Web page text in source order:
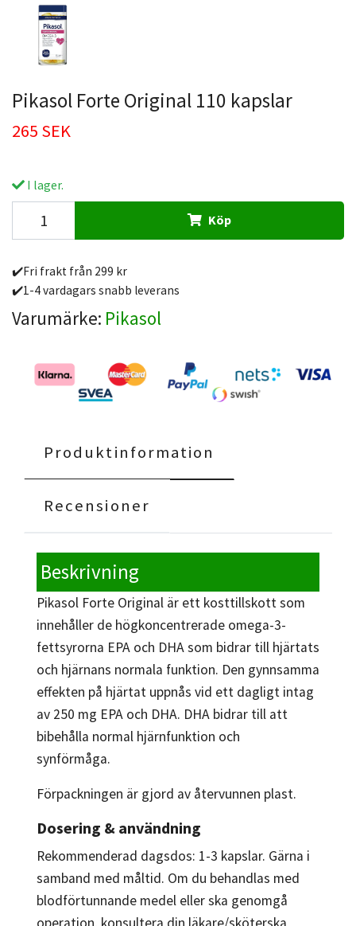
Pikasol Forte Original 110 kapslar
265 SEK
I lager.
Köp
✔️Fri frakt från 299 kr
✔️1-4 vardagars snabb leverans
Varumärke: Pikasol
Produktinformation
Recensioner
Beskrivning
Pikasol Forte Original är ett kosttillskott som
innehåller de högkoncentrerade omega-3-
fettsyrorna EPA och DHA som bidrar till hjärtats
och hjärnans normala funktion. Den gynnsamma
effekten på hjärtat uppnås vid ett dagligt intag
av 250 mg EPA och DHA. DHA bidrar till att
bibehålla normal hjärnfunktion och
synförmåga.
Förpackningen är gjord av återvunnen plast.
Dosering & användning
Rekommenderad dagsdos: 1-3 kapslar. Gärna i
samband med måltid. Om du behandlas med
blodförtunnande medel eller ska genomgå